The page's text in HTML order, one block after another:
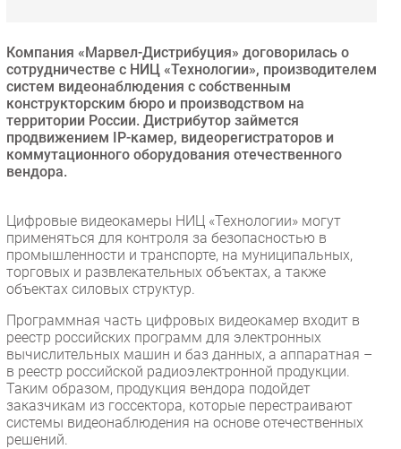
Инновации
CIO/Управление ИТ
Гаджеты
Здоровье
РАЗДЕЛЫ
Новости
Аналитика
Интервью
Мероприятия
Проекты
IT класс
Тестовый стенд
Каталог компаний
Компания «Марвел-Дистрибуция» договорилась о
сотрудничестве с НИЦ «Технологии», производителем
систем видеонаблюдения с собственным
конструкторским бюро и производством на
территории России. Дистрибутор займется
продвижением IP-камер, видеорегистраторов и
коммутационного оборудования отечественного
вендора.
Цифровые видеокамеры НИЦ «Технологии» могут
применяться для контроля за безопасностью в
промышленности и транспорте, на муниципальных,
торговых и развлекательных объектах, а также
объектах силовых структур.
Программная часть цифровых видеокамер входит в
реестр российских программ для электронных
вычислительных машин и баз данных, а аппаратная –
в реестр российской радиоэлектронной продукции.
Таким образом, продукция вендора подойдет
заказчикам из госсектора, которые перестраивают
системы видеонаблюдения на основе отечественных
решений.